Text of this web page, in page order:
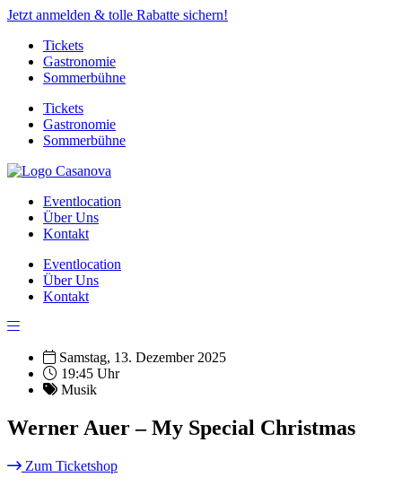
Jetzt anmelden & tolle Rabatte sichern!
Tickets
Gastronomie
Sommerbühne
Tickets
Gastronomie
Sommerbühne
Eventlocation
Über Uns
Kontakt
Eventlocation
Über Uns
Kontakt
Samstag, 13. Dezember 2025
19:45 Uhr
Musik
Werner Auer – My Special Christmas
Zum Ticketshop